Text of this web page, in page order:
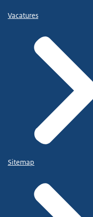
Vacatures
Sitemap